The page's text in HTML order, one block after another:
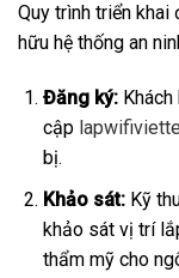
Quy trình triển
hữu hệ thống an
Đăng ký:Khách
cập
bị.
Khảo sát:Kỹ
khảo sát vị trí
thẩm mỹ cho